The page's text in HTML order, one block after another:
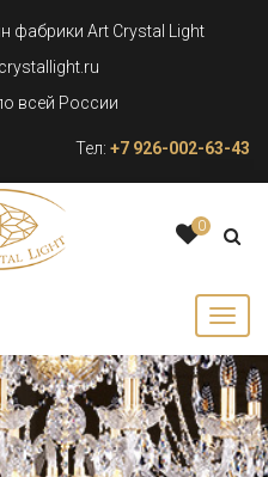
фабрики Art Crystal Light
всей России
Тел: +7 926-002-63-43
0